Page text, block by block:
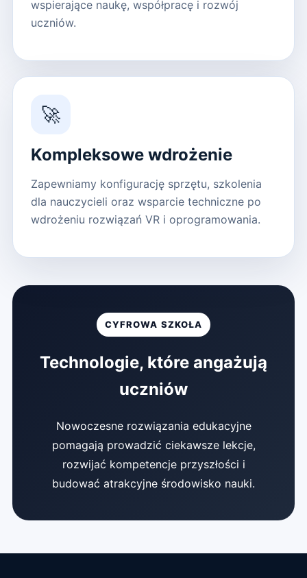
wspierające naukę, współpracę i rozwój
uczniów.
🚀
Kompleksowe wdrożenie
Zapewniamy konfigurację sprzętu, szkolenia
dla nauczycieli oraz wsparcie techniczne po
wdrożeniu rozwiązań VR i oprogramowania.
CYFROWA SZKOŁA
Technologie, które angażują
uczniów
Nowoczesne rozwiązania edukacyjne
pomagają prowadzić ciekawsze lekcje,
rozwijać kompetencje przyszłości i
budować atrakcyjne środowisko nauki.